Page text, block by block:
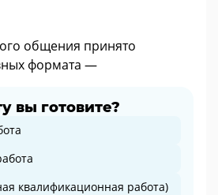
общения принято
формата —
вы готовите?
квалификационная работа)